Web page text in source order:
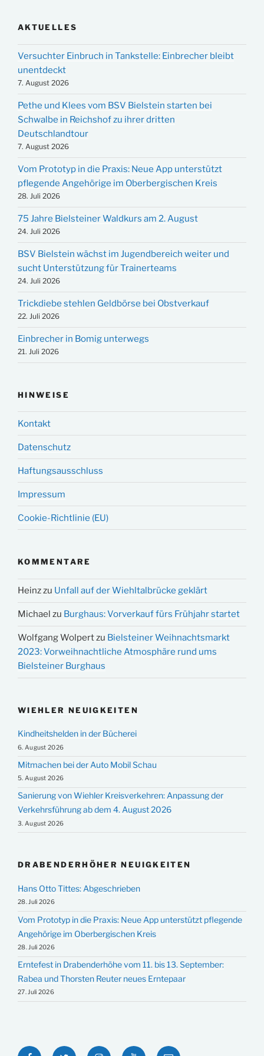
AKTUELLES
Versuchter Einbruch in Tankstelle: Einbrecher bleibt
unentdeckt
7. August 2026
Pethe und Klees vom BSV Bielstein starten bei
Schwalbe in Reichshof zu ihrer dritten
Deutschlandtour
7. August 2026
Vom Prototyp in die Praxis: Neue App unterstützt
pflegende Angehörige im Oberbergischen Kreis
28. Juli 2026
75 Jahre Bielsteiner Waldkurs am 2. August
24. Juli 2026
BSV Bielstein wächst im Jugendbereich weiter und
sucht Unterstützung für Trainerteams
24. Juli 2026
Trickdiebe stehlen Geldbörse bei Obstverkauf
22. Juli 2026
Einbrecher in Bomig unterwegs
21. Juli 2026
HINWEISE
Kontakt
Datenschutz
Haftungsausschluss
Impressum
Cookie-Richtlinie (EU)
KOMMENTARE
Heinzzu Unfall auf der Wiehltalbrücke geklärt
Michael zu Burghaus: Vorverkauf fürs Frühjahr startet
Wolfgang Wolpertzu Bielsteiner Weihnachtsmarkt
2023: Vorweihnachtliche Atmosphäre rund ums
Bielsteiner Burghaus
WIEHLER NEUIGKEITEN
Kindheitshelden in der Bücherei
6. August 2026
Mitmachen bei der Auto Mobil Schau
5. August 2026
Sanierung von Wiehler Kreisverkehren: Anpassung der
Verkehrsführung ab dem 4. August 2026
3. August 2026
DRABENDERHÖHER NEUIGKEITEN
Hans Otto Tittes: Abgeschrieben
28. Juli 2026
Vom Prototyp in die Praxis: Neue App unterstützt pflegende
Angehörige im Oberbergischen Kreis
28. Juli 2026
Erntefest in Drabenderhöhe vom 11. bis 13. September:
Rabea und Thorsten Reuter neues Erntepaar
27. Juli 2026
FacebookTwitter InstagramYouTubeE-